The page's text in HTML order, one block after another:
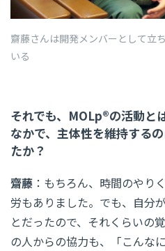
齋藤さんは開発メンバーとして立
いる
それでも、MOLp®の活動と
なかで、主体性を維持する
たか？
齋藤 ：もちろん、時間のやり
労もありました。でも、自分
とだったので、それくらいの
の人からの協力も、「こんな